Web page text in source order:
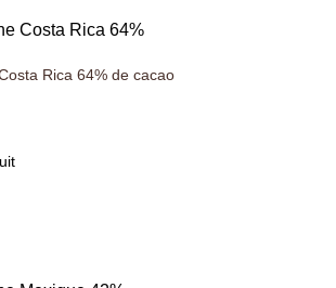
Costa Rica 64%
Rica 64% de cacao